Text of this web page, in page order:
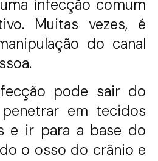
infecção comum
Muitas vezes, é
do canal
pode sair do
em tecidos
e ir para a base do
o osso do crânio e